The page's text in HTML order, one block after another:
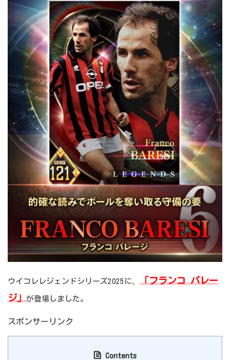
ウイコレレジェンドシリーズ2025に、 「フランコ バレー
ジ」が登場しました。
スポンサーリンク
Contents